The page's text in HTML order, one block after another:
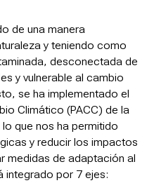
de una manera
y teniendo como
desconectada de
y vulnerable al cambio
se ha implementado el
Climático (PACC) de la
que nos ha permitido
y reducir los impactos
medidas de adaptación al
integrado por 7 ejes: